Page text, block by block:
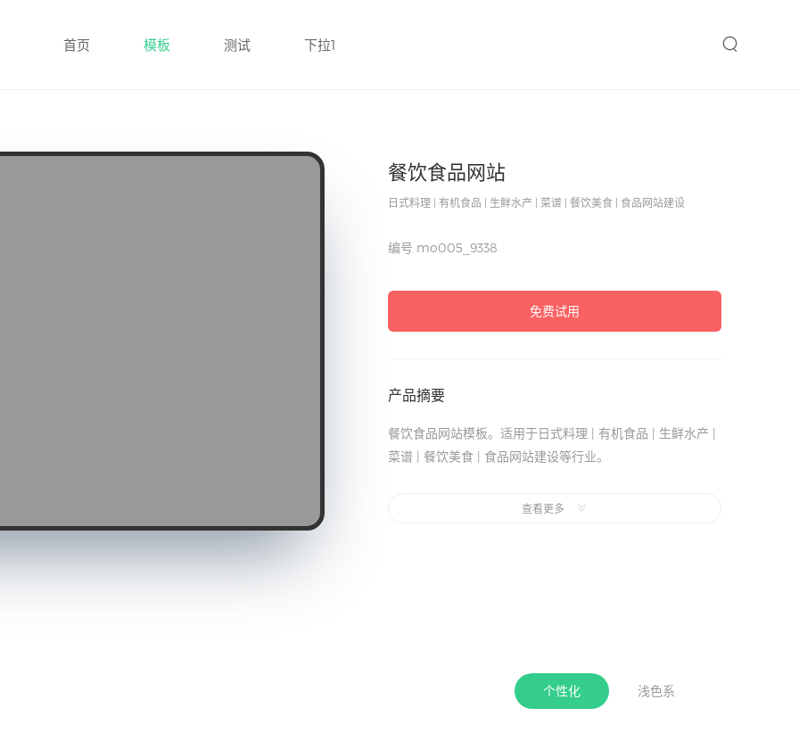
首页 模板 测试 下拉1
餐饮食品网站
日式料理 | 有机食品 | 生鲜水产 | 菜谱 | 餐饮美食 | 食品网站建设
编号 mo005_9338
免费试用
产品摘要
餐饮食品网站模板。适用于日式料理 | 有机食品 | 生鲜水产 |
菜谱 | 餐饮美食 | 食品网站建设等行业。
网页风格：白色,个性化。查看更多
个性化 浅色系